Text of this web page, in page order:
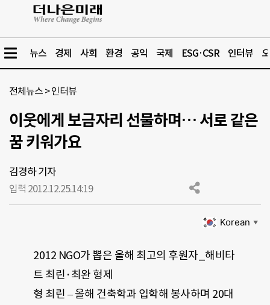
뉴스 경제 사회 환경 공익 국제 ESG·CSR 인터뷰
전체뉴스 >인터뷰
이웃에게 보금자리 선물하며… 서로 같은
꿈 키워가요
김경하 기자
입력 2012.12.25.14:19
Korean ▼
2012 NGO가 뽑은 올해 최고의 후원자_해비타
트 최린·최완 형제
형 최린 – 올해 건축학과 입학해 봉사하며 20대